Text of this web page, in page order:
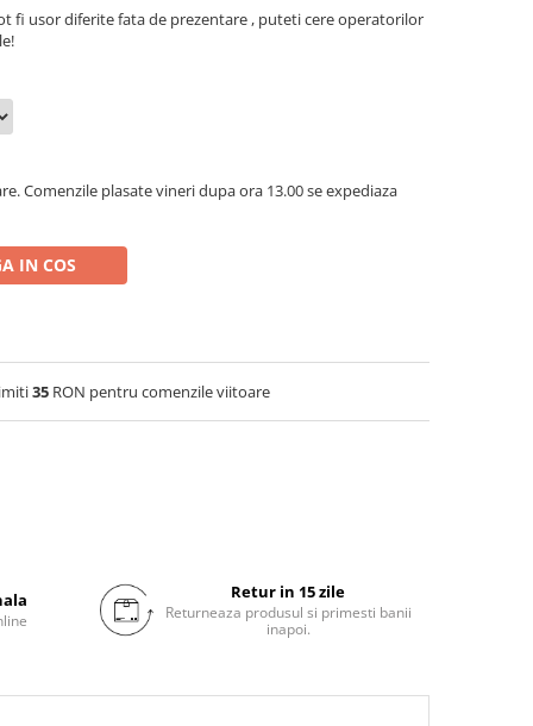
fi usor diferite fata de prezentare , puteti cere operatorilor
Comenzile plasate vineri dupa ora 13.00 se expediaza
IN COS
35 RON pentru comenzile viitoare
Retur in 15 zile
Returneaza produsul si primesti banii
inapoi.